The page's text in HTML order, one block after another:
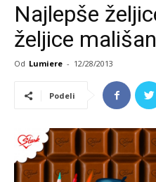
Najlepše
željice
Od Lumiere - 12/28/2013
Podeli